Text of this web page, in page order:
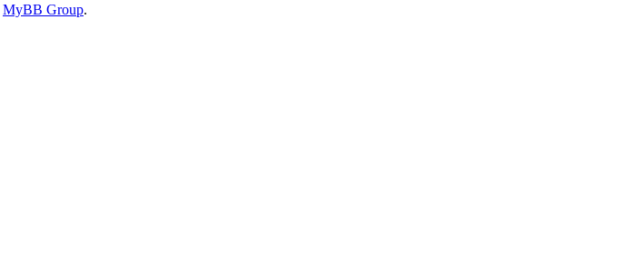
MyBB Group.